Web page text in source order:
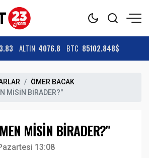
ALTIN 4076.8 BTC 85102.848$
ÖMER BACAK
MİSİN BİRADER?"
MİSİN BİRADER?"
13:08